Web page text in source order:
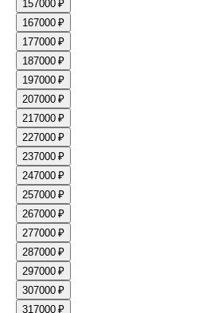
157000 ₽
167000 ₽
177000 ₽
187000 ₽
197000 ₽
207000 ₽
217000 ₽
227000 ₽
237000 ₽
247000 ₽
257000 ₽
267000 ₽
277000 ₽
287000 ₽
297000 ₽
307000 ₽
317000 ₽